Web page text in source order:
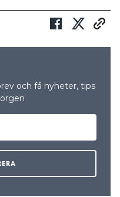
och få nyheter, tips